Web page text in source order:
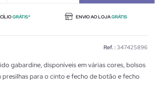
GRÁTIS* ENVIO AO LOJAGRÁTIS
Ref. : 347425896
gabardine, disponíveis em várias cores, bolsos
para o cinto e fecho de botão e fecho